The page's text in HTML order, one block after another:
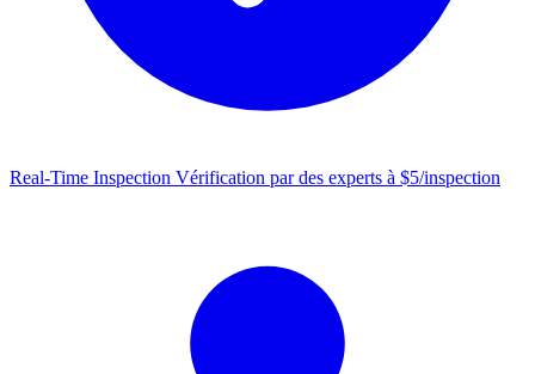
Real-Time Inspection Vérification par des experts à $5/inspection